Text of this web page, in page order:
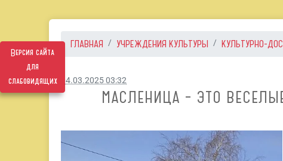
Версия сайта
для
слабовидящих
ГЛАВНАЯ УЧРЕЖДЕНИЯ КУЛЬТУРЫ КУЛЬТУРНО-
04.03.2025 03:32
МАСЛЕНИЦА – ЭТО